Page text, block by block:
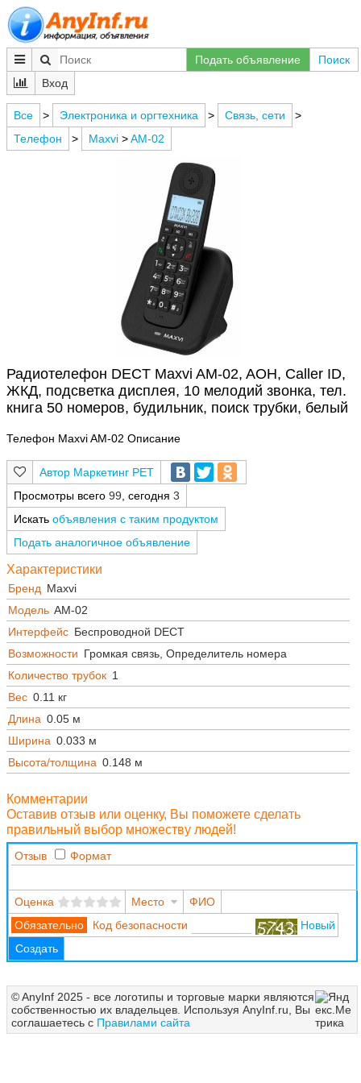
Подать объявление
Поиск
Вход
Все > Электроника и оргтехника > Связь, сети
>
Телефон
> Maxvi >AM-02
Радиотелефон DECT Maxvi AM-02, AOH, Caller ID,
ЖКД, подсветка дисплея, 10 мелодий звонка, тел.
книга 50 номеров, будильник, поиск трубки, белый
Телефон Maxvi AM-02 Описание
Маркетинг РЕТ
Просмотры всего 99 , сегодня 3
Искать объявления с таким продуктом
Подать аналогичное объявление
Характеристики
Бренд Maxvi
Модель AM-02
Интерфейс Беспроводной DECT
Возможности Громкая связь, Определитель номера
Количество трубок 1
Вес 0.11 кг
Длина 0.05 м
Ширина 0.033 м
Высота/толщина 0.148 м
Комментарии
Оставив отзыв или оценку, Вы поможете сделать
правильный выбор множеству людей!
Отзыв Формат
Оценка Место
ФИО
Код безопасности
Новый
Создать
© AnyInf 2025 - все логотипы и торговые марки являются
собственностью их владельцев. Используя AnyInf.ru, Вы
соглашаетесь с Правилами сайта